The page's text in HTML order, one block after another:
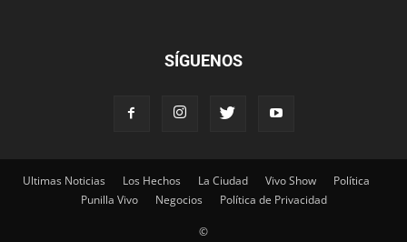
SÍGUENOS
Ultimas Noticias Los Hechos La Ciudad Vivo Show
Política
Punilla Vivo
Negocios Política de Privacidad
©